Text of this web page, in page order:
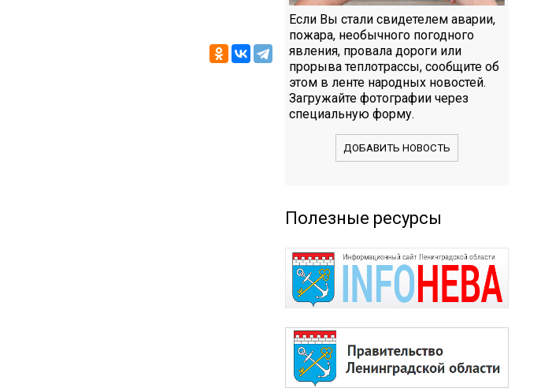
Если Вы стали свидетелем аварии,
пожара, необычного погодного
явления, провала дороги или
прорыва теплотрассы, сообщите об
этом в ленте народных новостей.
Загружайте фотографии через
специальную форму.
ДОБАВИТЬ НОВОСТЬ
Полезные ресурсы